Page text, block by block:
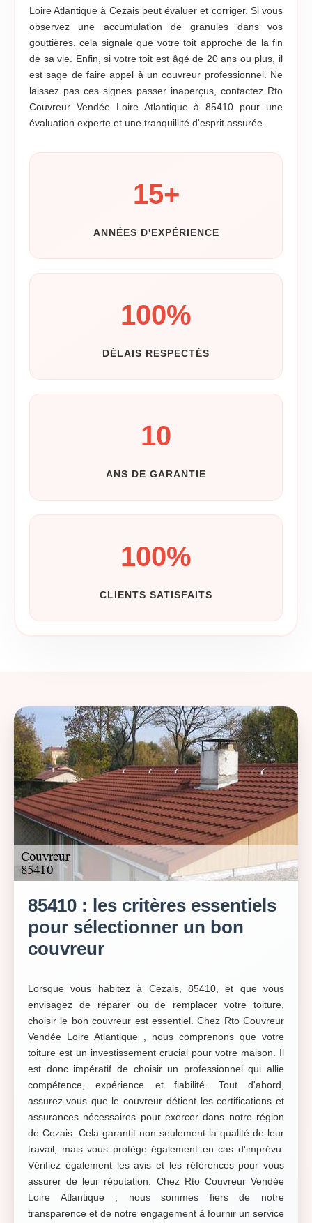
Loire Atlantique à Cezais peut évaluer et corriger. Si vous
observez une accumulation de granules dans vos
gouttières, cela signale que votre toit approche de la fin
de sa vie. Enfin, si votre toit est âgé de 20 ans ou plus, il
est sage de faire appel à un couvreur professionnel. Ne
laissez pas ces signes passer inaperçus, contactez Rto
Couvreur Vendée Loire Atlantique à 85410 pour une
évaluation experte et une tranquillité d'esprit assurée.
15+
ANNÉES D'EXPÉRIENCE
100%
DÉLAIS RESPECTÉS
10
ANS DE GARANTIE
100%
CLIENTS SATISFAITS
85410 : les critères essentiels
pour sélectionner un bon
couvreur
Lorsque vous habitez à Cezais, 85410, et que vous
envisagez de réparer ou de remplacer votre toiture,
choisir le bon couvreur est essentiel. Chez Rto Couvreur
Vendée Loire Atlantique , nous comprenons que votre
toiture est un investissement crucial pour votre maison. Il
est donc impératif de choisir un professionnel qui allie
compétence, expérience et fiabilité. Tout d'abord,
assurez-vous que le couvreur détient les certifications et
assurances nécessaires pour exercer dans notre région
de Cezais. Cela garantit non seulement la qualité de leur
travail, mais vous protège également en cas d'imprévu.
Vérifiez également les avis et les références pour vous
assurer de leur réputation. Chez Rto Couvreur Vendée
Loire Atlantique , nous sommes fiers de notre
transparence et de notre engagement à fournir un service